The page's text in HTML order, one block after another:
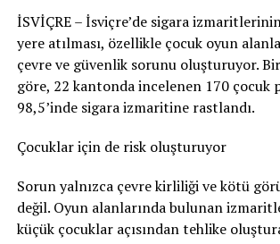
“çeşitliliğin doğal bir sonucu” olarak
Atil Kelmendişöyle yazdı:
“Fitness dünyası
çeşit çeşit.
lüks sporcular, kısa
dambılcılar var —
zevkine göre bir
aldığı sonucuna vardı. Bu nedenle adam
Nötigung (zorlama)suçundan ceza
96 gün soruşturma
para cezasıverdi. Bu ceza şartlı olarak
Ancak adam soruşturma sırasında96
kaldığıiçin bu süre cezadan mahsup
geriye 24 günlük, yani1.920 franklık
İSVİÇRE – İsviçre’de sigara
yere atılması, özellikle çocuk oyun
çevre ve güvenlik sorunu oluşturuyor.
göre, 22 kantonda incelenen 170 çocuk
98,5’inde sigara izmaritine rastlandı.
Çocuklar için de risk oluşturuyor
Sorun yalnızca çevre kirliliği ve kötü
değil. Oyun alanlarında bulunan
küçük çocuklar açısından tehlike